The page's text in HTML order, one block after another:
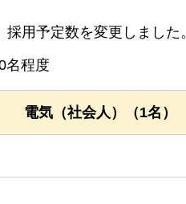
用予定数を変更しました
名程度
電気（社会人）（1名）